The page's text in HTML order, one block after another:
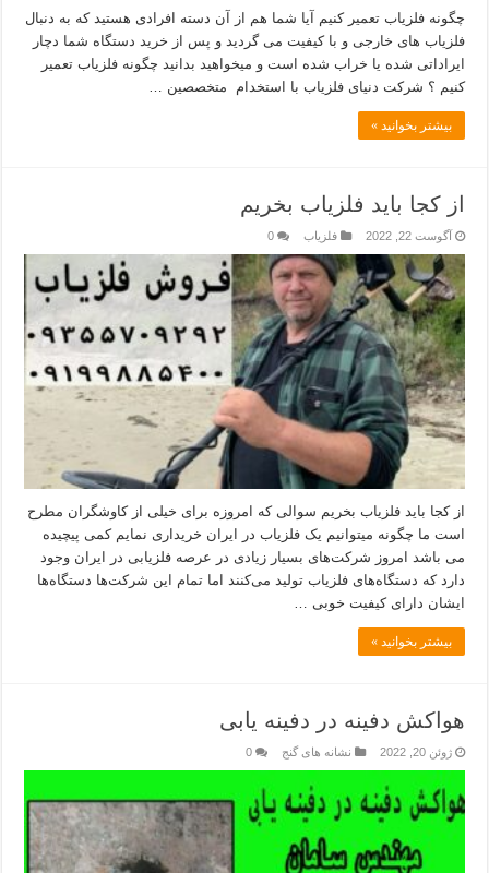
چگونه فلزیاب تعمیر کنیم آیا شما هم از آن دسته افرادی هستید که به دنبال
فلزیاب های خارجی و با کیفیت می گردید و پس از خرید دستگاه شما دچار
ایراداتی شده یا خراب شده است و میخواهید بدانید چگونه فلزیاب تعمیر
کنیم ؟ شرکت دنیای فلزیاب با استخدام متخصصین …
بیشتر بخوانید »
از کجا باید فلزیاب بخریم
آگوست 22, 2022 فلزیاب 0
از کجا باید فلزیاب بخریم سوالی که امروزه برای خیلی از کاوشگران مطرح
است ما چگونه میتوانیم یک فلزیاب در ایران خریداری نمایم کمی پیچیده
می باشد امروز شرکت‌های بسیار زیادی در عرصه فلزیابی در ایران وجود
دارد که دستگاه‌های فلزیاب تولید می‌کنند اما تمام این شرکت‌ها دستگاه‌ها
ایشان دارای کیفیت خوبی …
بیشتر بخوانید »
هواکش دفینه در دفینه یابی
ژوئن 20, 2022 نشانه های گنج 0